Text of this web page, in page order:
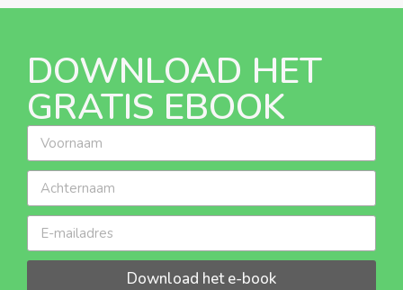
DOWNLOAD HET
GRATIS EBOOK
Download het e-book